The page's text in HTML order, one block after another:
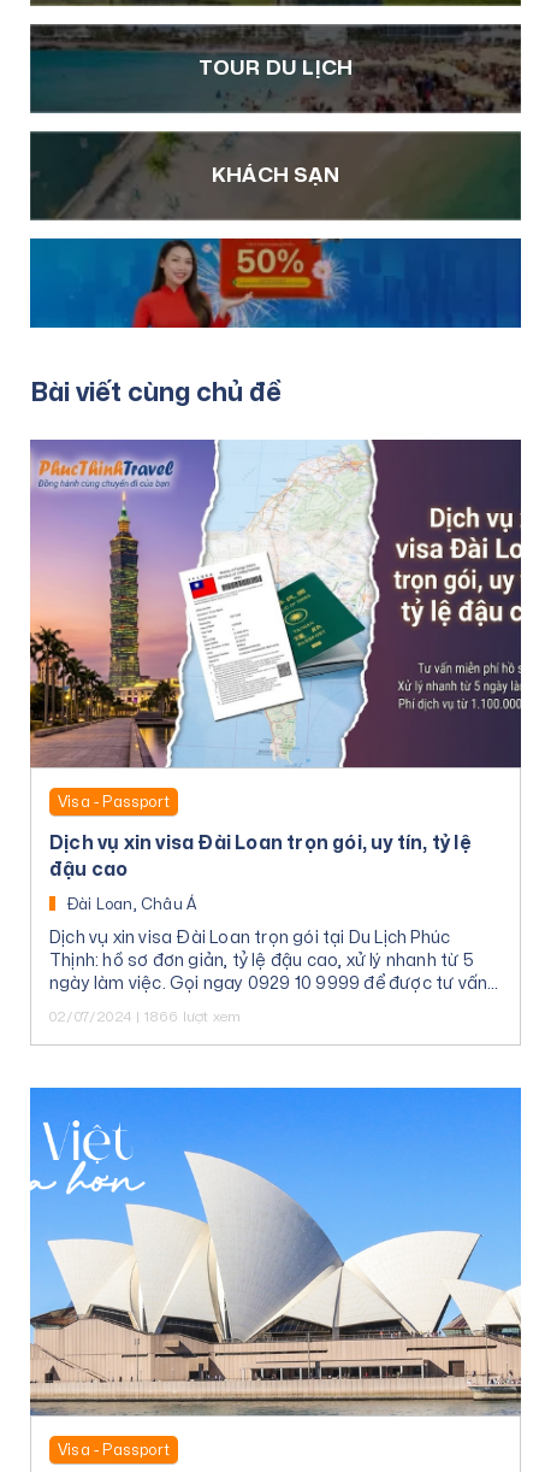
TOUR DU LỊCH
KHÁCH SẠN
Bài viết cùng chủ đề
Visa - Passport
Dịch vụ xin visa Đài Loan trọn gói, uy tín, tỷ lệ
đậu cao
Đài Loan, Châu Á
Dịch vụ xin visa Đài Loan trọn gói tại Du Lịch Phúc
Thịnh: hồ sơ đơn giản, tỷ lệ đậu cao, xử lý nhanh từ 5
ngày làm việc. Gọi ngay 0929 10 9999 để được tư vấn
miễn phí.
02/07/2024 | 1866 lượt xem
Visa - Passport